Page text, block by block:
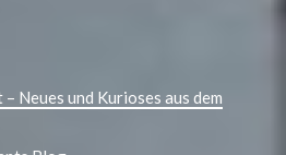
Neues und Kurioses aus dem